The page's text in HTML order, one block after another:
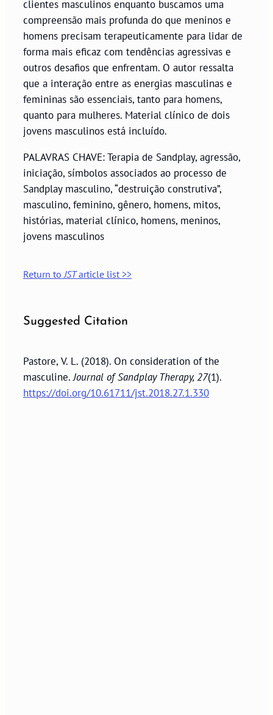
clientes masculinos enquanto buscamos uma
compreensão mais profunda do que meninos e
homens precisam terapeuticamente para lidar de
forma mais eficaz com tendências agressivas e
outros desafios que enfrentam. O autor ressalta
que a interação entre as energias masculinas e
femininas são essenciais, tanto para homens,
quanto para mulheres. Material clínico de dois
jovens masculinos está incluído.
PALAVRAS CHAVE: Terapia de Sandplay, agressão,
iniciação, símbolos associados ao processo de
Sandplay masculino, “destruição construtiva”,
masculino, feminino, gênero, homens, mitos,
histórias, material clínico, homens, meninos,
jovens masculinos
Return toJSTarticle list >>
Suggested Citation
Pastore, V. L. (2018). On consideration of the
masculine.Journal of Sandplay Therapy, 27(1).
https://doi.org/10.61711/jst.2018.27.1.330